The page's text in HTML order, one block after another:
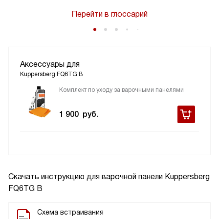
Скачать инструкцию для варочной панели Kuppersberg
FQ6TG B
Схема встраивания
Перейти в глоссарий
Аксессуары для
Kuppersberg FQ6TG B
Комплект по уходу за варочными панелями
1 900 руб.